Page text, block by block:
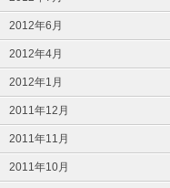
2012年6月
2012年4月
2012年1月
2011年12月
2011年11月
2011年10月